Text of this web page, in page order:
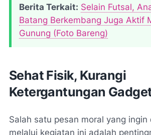
Berita Terkait: Selain Futsal,
Batang Berkembang Juga Aktif
Gunung (Foto Bareng)
Sehat Fisik, Kurangi
Ketergantungan
Salah satu pesan moral yang ingin
melalui kegiatan ini adalah